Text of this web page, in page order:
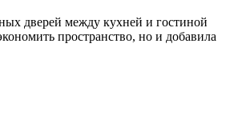
дверей между кухней и гостиной
пространство, но и добавила